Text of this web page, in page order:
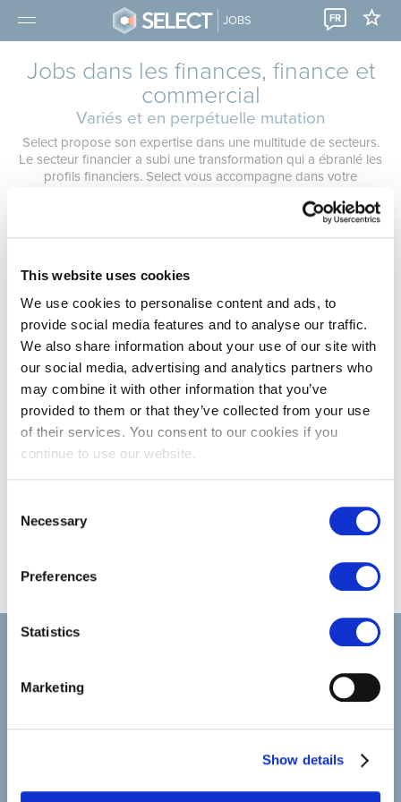
This website uses cookies
We use cookies to personalise content and ads, to
provide social media features and to analyse our traffic.
We also share information about your use of our site with
our social media, advertising and analytics partners who
may combine it with other information that you’ve
provided to them or that they’ve collected from your use
of their services. You consent to our cookies if you
continue to use our website.
Selection
Necessary
Preferences
Statistics
Marketing
Show details
JOBS FR
Jobs dans les finances, finance et
commercial
Variés et en perpétuelle mutation
Select propose son expertise dans une multitude de secteurs.
Le secteur financier a subi une transformation qui a ébranlé les
profils financiers. Select vous accompagne dans votre
des assurances, qui correspond à votre profil. Nous vous
aidons à faire le bon choix. Nos consultants prennent le temps
candidature spontanée,prenez rendez-vous dans l'une de nos
filialesou inscrivez-vous à notre service « jobalert ».